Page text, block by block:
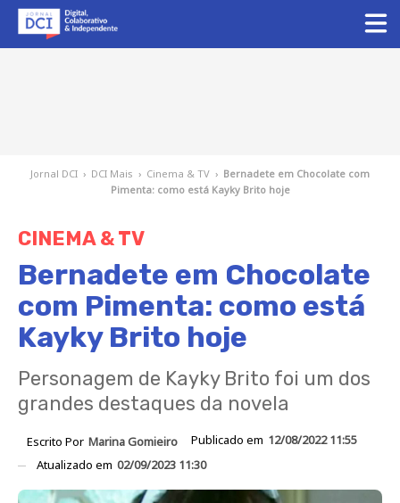
Jornal DCI › DCI Mais › Cinema & TV › Bernadete em Chocolate com
Pimenta: como está Kayky Brito hoje
CINEMA & TV
Bernadete em Chocolate
com Pimenta: como está
Kayky Brito hoje
Personagem de Kayky Brito foi um dos
grandes destaques da novela
Escrito Por Marina Gomieiro Publicado em 12/08/2022 11:55
Atualizado em 02/09/2023 11:30